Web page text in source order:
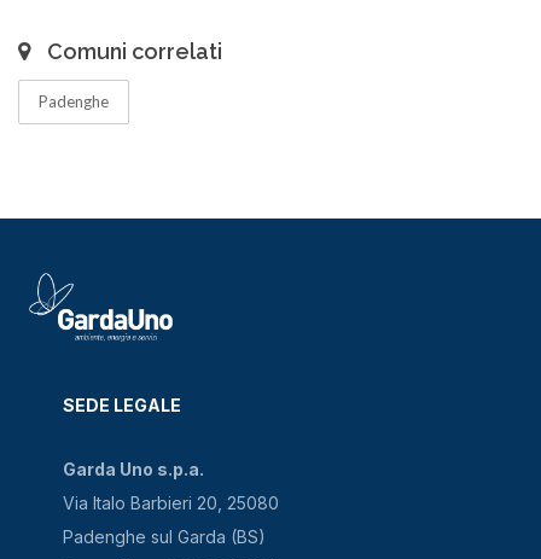
Comuni correlati
Padenghe
SEDE LEGALE
Garda Uno s.p.a.
Via Italo Barbieri 20, 25080
Padenghe sul Garda (BS)